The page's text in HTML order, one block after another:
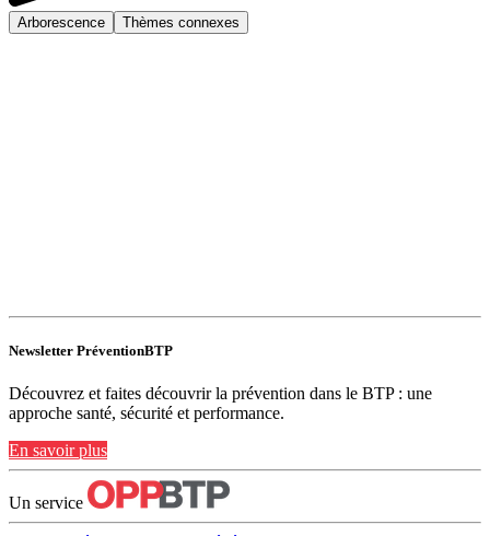
Arborescence Thèmes connexes
Newsletter PréventionBTP
Découvrez et faites découvrir la prévention dans le BTP : une
approche santé, sécurité et performance.
En savoir plus
Un service